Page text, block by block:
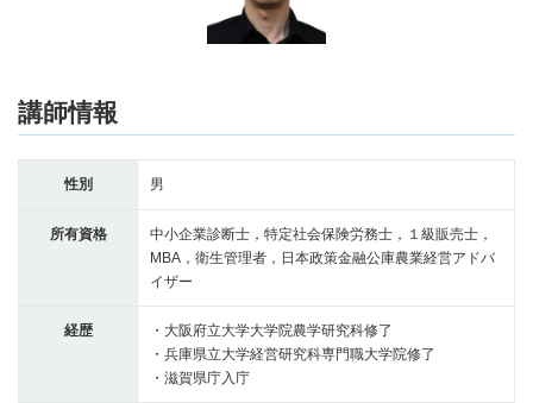
講師情報
性別 男
所有資格
中小企業診断士，特定社会保険労務士，１級販売士，
MBA，衛生管理者，日本政策金融公庫農業経営アドバ
イザー
経歴
・大阪府立大学大学院農学研究科修了
・兵庫県立大学経営研究科専門職大学院修了
・滋賀県庁入庁